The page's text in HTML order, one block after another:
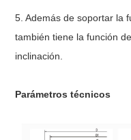
5. Además de soportar la
también tiene la función
inclinación.
Parámetros técnicos